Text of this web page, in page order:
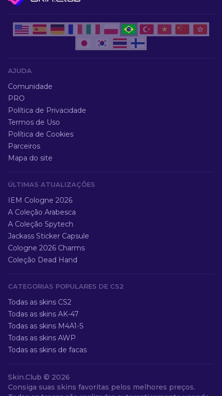
AJUDA
Comunidade
PRO
Política de Privacidade
Termos de Uso
Política de Cookies
Parceiros
Mapa do site
ÚLTIMAS ATUALIZAÇÕES
IEM Cologne 2026
A Coleção Arabesca
A Coleção Spytech
Jackass Sticker Capsule
Cologne 2026 Charms
Coleção Dead Hand
CATEGORIAS POPULARES DE CS2
Todas as skins CS2
Todas as skins AK-47
Todas as skins M4A1-S
Todas as skins AWP
Todas as skins de facas
Skin.Club © 2026
Consiga suas skins favoritas pelos melhores preços.